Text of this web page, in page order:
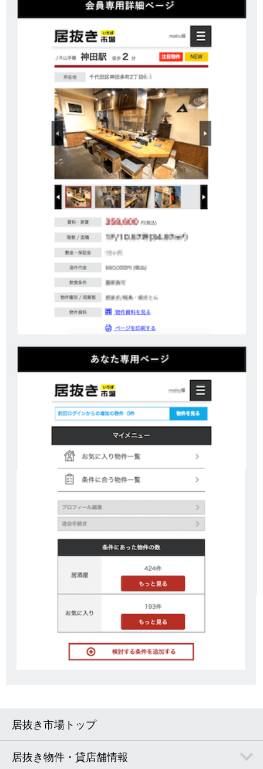
居抜き市場トップ
居抜き物件・貸店舗情報